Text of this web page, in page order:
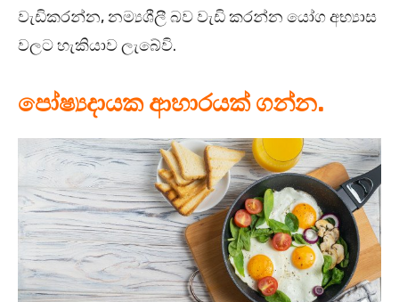
වැඩිකරන්න, නම්‍යශීලී බව වැඩි කරන්න යෝග අභ්‍යාස
වලට හැකියාව ලැබේවි.
පෝෂ්‍යදායක ආහාරයක් ගන්න.